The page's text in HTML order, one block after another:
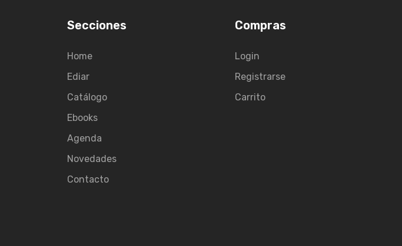
Secciones
Home
Ediar
Catálogo
Ebooks
Agenda
Novedades
Contacto
Compras
Login
Registrarse
Carrito